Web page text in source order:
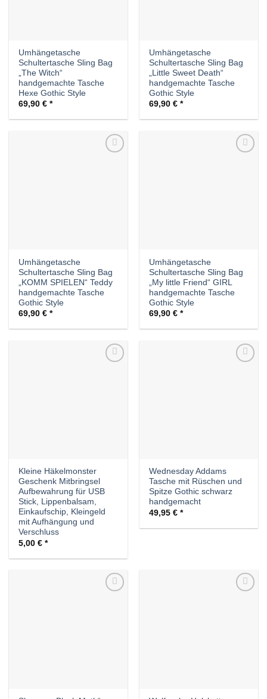
Umhängetasche
Schultertasche Sling Bag
„The Witch“
handgemachte Tasche
Hexe Gothic Style
69,90€
Umhängetasche
Schultertasche Sling Bag
„Little Sweet Death“
handgemachte Tasche
Gothic Style
69,90€
Umhängetasche
Schultertasche Sling Bag
„KOMM SPIELEN“ Teddy
handgemachte Tasche
Gothic Style
69,90€
Umhängetasche
Schultertasche Sling Bag
„My little Friend“ GIRL
handgemachte Tasche
Gothic Style
69,90€
Kleine Häkelmonster
Geschenk Mitbringsel
Aufbewahrung für USB
Stick, Lippenbalsam,
Einkaufschip, Kleingeld
mit Aufhängung und
Verschluss
5,00€
Wednesday Addams
Tasche mit Rüschen und
Spitze Gothic schwarz
handgemacht
49,95€